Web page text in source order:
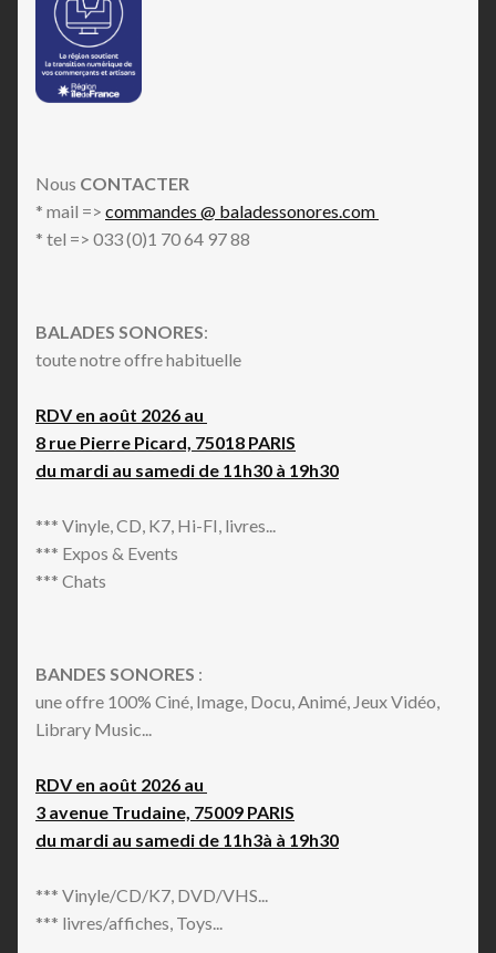
Nous CONTACTER
* mail => commandes @ baladessonores.com
* tel => 033 (0)1 70 64 97 88
BALADES SONORES:
toute notre offre habituelle
RDV en août 2026 au
8 rue Pierre Picard, 75018 PARIS
du mardi au samedi de 11h30 à 19h30
*** Vinyle, CD, K7, Hi-FI, livres...
*** Expos & Events
*** Chats
BANDES SONORES :
une offre 100% Ciné, Image, Docu, Animé, Jeux Vidéo,
Library Music...
RDV en août 2026 au
3 avenue Trudaine, 75009 PARIS
du mardi au samedi de 11h3à à 19h30
*** Vinyle/CD/K7, DVD/VHS...
*** livres/affiches, Toys...